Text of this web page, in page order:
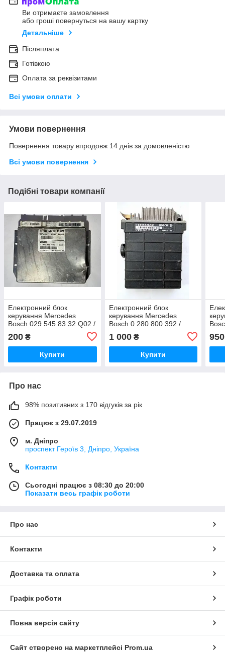
Ви отримаєте замовлення
або гроші повернуться на вашу картку
Детальніше
Післяплата
Готівкою
Оплата за реквізитами
Всі умови оплати
Умови повернення
Повернення товару впродовж 14 днів за домовленістю
Всі умови повернення
Подібні товари компанії
Електронний блок
керування Mercedes
Bosch 029 545 83 32 Q02 /
0295458332 Q02 / 0 265
109 496 / 0265109496
200 ₴
Купити
Електронний блок
керування Mercedes
Bosch 0 280 800 392 /
0280800392 / 010 545 57
32 (05) / 0105455732(05) /
KE0035 / MB190
1 000₴
Купити
190
950
Про нас
98% позитивних з 170 відгуків за рік
Працює з 29.07.2019
м. Дніпро
проспект Героїв 3, Дніпро, Україна
Контакти
Сьогодні працює з 08:30 до 20:00
Показати весь графік роботи
Про нас
Контакти
Доставка та оплата
Графік роботи
Повна версія сайту
Сайт створено на маркетплейсі Prom.ua